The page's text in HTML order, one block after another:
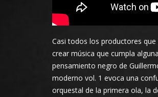
Casi todos los productores
crear música que cumpla
pensamiento negro de
moderno vol. 1 evoca una
orquestal de la primera ola, la